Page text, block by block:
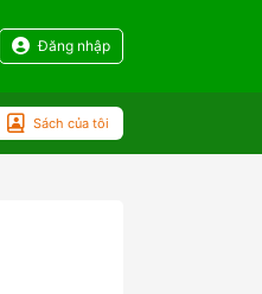
Đăng nhập
Sách của tôi